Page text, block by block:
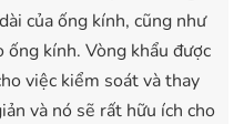
của ống kính, cũng như
kính. Vòng khẩu được
việc kiểm soát và thay
và nó sẽ rất hữu ích cho